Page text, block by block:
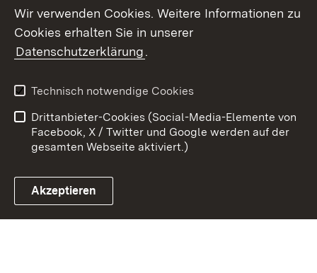
Link zum Landesportal
Kontakt
Barrierefreiheit
Impressum
Cookies
Wir verwenden Cookies. Weitere Informationen zu
Cookies erhalten Sie in unserer
Datenschutzerklärung.
Technisch notwendige Cookies
Drittanbieter-Cookies (Social-Media-Elemente von
Facebook, X / Twitter und Google werden auf der
gesamten Webseite aktiviert.)
Akzeptieren